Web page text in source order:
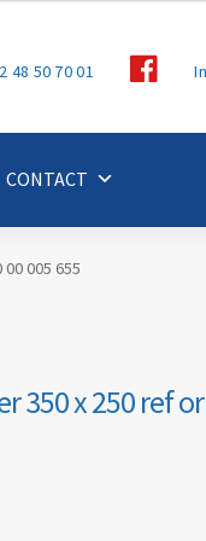
48 50 70 01
e
CONTACT
005 655
350 x 250 ref